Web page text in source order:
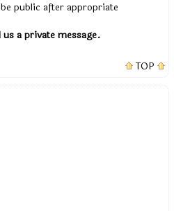
public after appropriate
a private message.
TOP